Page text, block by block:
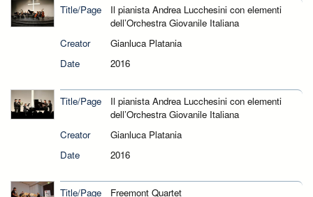
Title/Page
Il pianista Andrea Lucchesini con elementi
dell’Orchestra Giovanile Italiana
Creator
Gianluca Platania
Date
2016
Title/Page
Il pianista Andrea Lucchesini con elementi
dell’Orchestra Giovanile Italiana
Creator
Gianluca Platania
Date
2016
Title/Page Freemont Quartet